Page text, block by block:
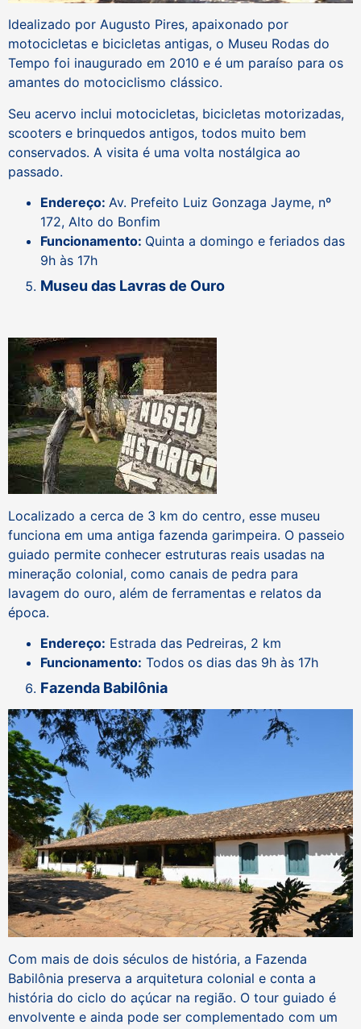
Idealizado por Augusto Pires, apaixonado por
motocicletas e bicicletas antigas, o Museu Rodas do
Tempo foi inaugurado em 2010 e é um paraíso para os
amantes do motociclismo clássico.
Seu acervo inclui motocicletas, bicicletas motorizadas,
scooters e brinquedos antigos, todos muito bem
conservados. A visita é uma volta nostálgica ao
passado.
Endereço: Av. Prefeito Luiz Gonzaga Jayme, nº
172, Alto do Bonfim
Funcionamento: Quinta a domingo e feriados das
9h às 17h
Museu das Lavras de Ouro
Localizado a cerca de 3 km do centro, esse museu
funciona em uma antiga fazenda garimpeira. O passeio
guiado permite conhecer estruturas reais usadas na
mineração colonial, como canais de pedra para
lavagem do ouro, além de ferramentas e relatos da
época.
Endereço: Estrada das Pedreiras, 2 km
Funcionamento: Todos os dias das 9h às 17h
Fazenda Babilônia
Com mais de dois séculos de história, a Fazenda
Babilônia preserva a arquitetura colonial e conta a
história do ciclo do açúcar na região. O tour guiado é
envolvente e ainda pode ser complementado com um